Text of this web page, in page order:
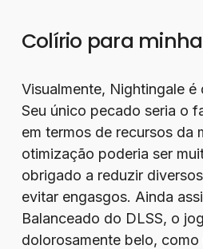
Colírio para
Visualmente, Nightingale é
Seu único pecado seria o
em termos de recursos da
otimização poderia ser
obrigado a reduzir
evitar engasgos. Ainda
Balanceado do DLSS, o
dolorosamente belo,